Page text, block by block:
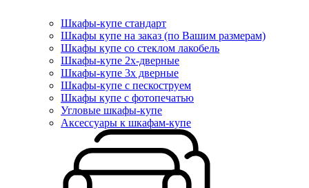
Шкафы-купе стандарт
Шкафы купе на заказ (по Вашим размерам)
Шкафы купе со стеклом лакобель
Шкафы-купе 2х-дверные
Шкафы-купе 3х дверные
Шкафы-купе с пескоструем
Шкафы купе с фотопечатью
Угловые шкафы-купе
Аксессуары к шкафам-купе